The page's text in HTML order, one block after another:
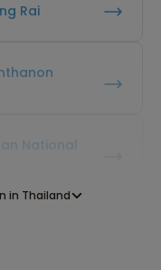
Rai
National
in Thailand